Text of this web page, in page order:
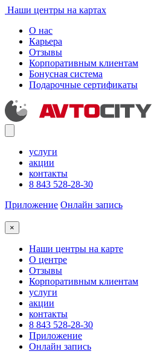
Наши центры на картах
О нас
Карьера
Отзывы
Корпоративным клиентам
Бонусная система
Подарочные сертификаты
услуги
акции
контакты
8 843 528-28-30
Приложение Онлайн запись
×
Наши центры на карте
О центре
Отзывы
Корпоративным клиентам
услуги
акции
контакты
8 843 528-28-30
Приложение
Онлайн запись